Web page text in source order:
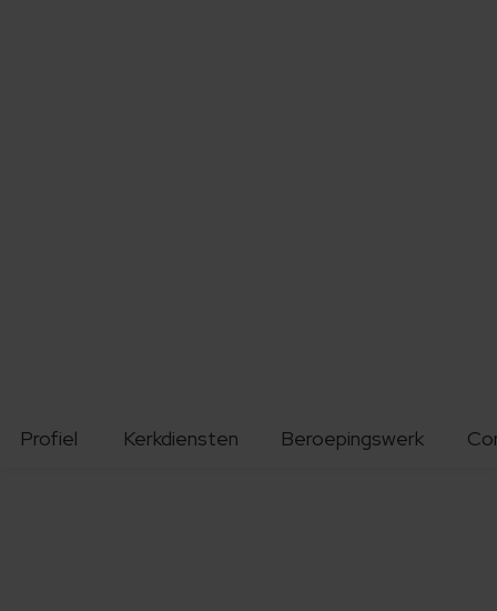
Profiel Kerkdiensten Beroepingswerk